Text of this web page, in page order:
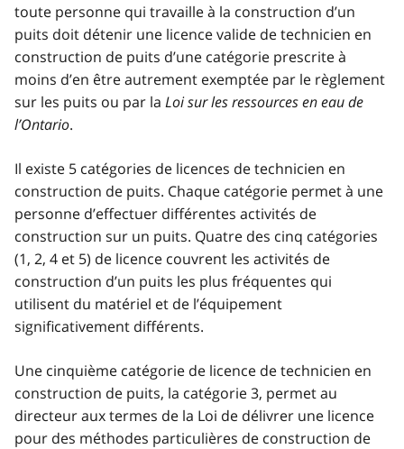
toute personne qui travaille à la construction d’un
puits doit détenir une licence valide de technicien en
construction de puits d’une catégorie prescrite à
moins d’en être autrement exemptée par le règlement
sur les puits ou par la Loi sur les ressources en eau de
l’Ontario.
Il existe 5 catégories de licences de technicien en
construction de puits. Chaque catégorie permet à une
personne d’effectuer différentes activités de
construction sur un puits. Quatre des cinq catégories
(1, 2, 4 et 5) de licence couvrent les activités de
construction d’un puits les plus fréquentes qui
utilisent du matériel et de l’équipement
significativement différents.
Une cinquième catégorie de licence de technicien en
construction de puits, la catégorie 3, permet au
directeur aux termes de la Loi de délivrer une licence
pour des méthodes particulières de construction de